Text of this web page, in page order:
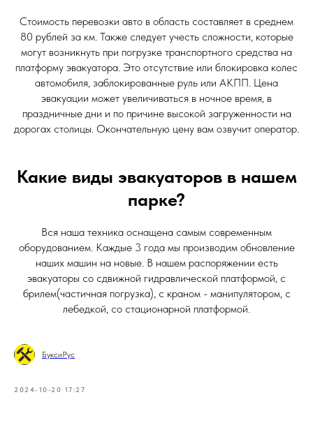
Стоимость перевозки авто в область составляет в среднем
80 рублей за км. Также следует учесть сложности, которые
могут возникнуть при погрузке транспортного средства на
платформу эвакуатора. Это отсутствие или блокировка колес
автомобиля, заблокированные руль или АКПП. Цена
эвакуации может увеличиваться в ночное время, в
праздничные дни и по причине высокой загруженности на
дорогах столицы. Окончательную цену вам озвучит оператор.
Какие виды эвакуаторов в нашем
парке?
Вся наша техника оснащена самым современным
оборудованием. Каждые 3 года мы производим обновление
наших машин на новые. В нашем распоряжении есть
эвакуаторы со сдвижной гидравлической платформой, с
брилем(частичная погрузка), с краном - манипулятором, с
лебедкой, со стационарной платформой.
БуксиРус
2024-10-20 17:27